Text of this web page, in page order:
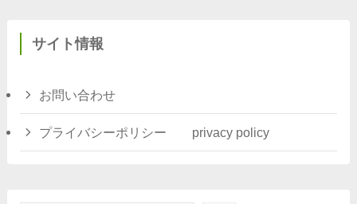
サイト情報
お問い合わせ
プライバシーポリシー privacy policy